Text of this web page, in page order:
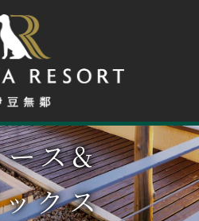
ス&
クス